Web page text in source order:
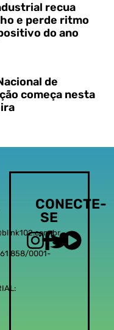
recua
e perde ritmo
do ano
de
começa nesta
0001-
CONECTE-
SE